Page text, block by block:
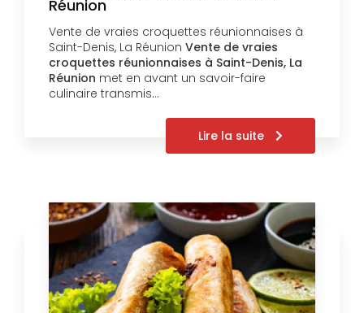
Réunion
Vente de vraies croquettes réunionnaises à
Saint-Denis, La Réunion Vente de vraies
croquettes réunionnaises à Saint-Denis, La
Réunion met en avant un savoir-faire
culinaire transmis…
Lire la suite